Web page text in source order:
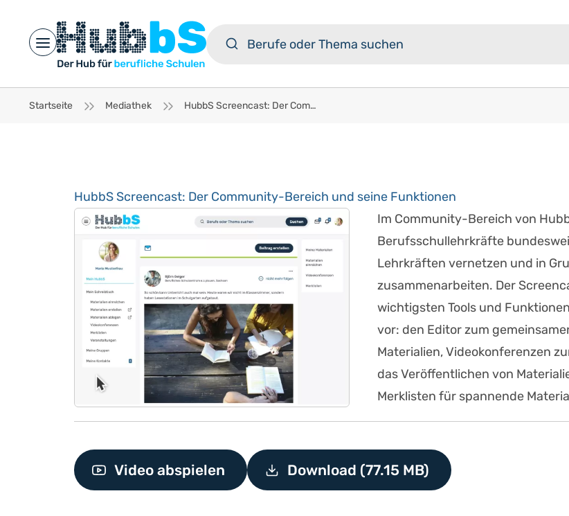
Open main menu
Startseite Mediathek HubbS Screencast: Der Community-Bereich und seine Funktionen
HubbS Screencast: Der Community-Bereich und seine Funktionen
Im Community-Bereich von
Berufsschullehrkräfte
Lehrkräften vernetzen und in
zusammenarbeiten. Der
wichtigsten Tools und
vor: den Editor zum
Materialien, Videokonferenzen
das Veröffentlichen von
Merklisten für spannende
Video abspielen Download (77.15 MB)